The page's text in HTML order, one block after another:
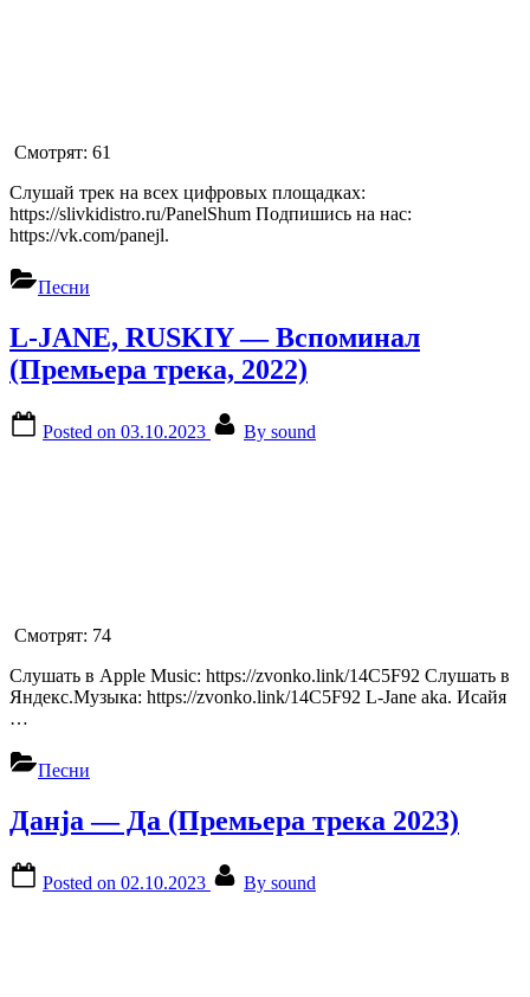
Смотрят: 61
Слушай трек на всех цифровых площадках:
https://slivkidistro.ru/PanelShum Подпишись на нас:
https://vk.com/panejl.
Песни
L-JANE, RUSKIY — Вспоминал
(Премьера трека, 2022)
Posted on 03.10.2023 By sound
Смотрят: 74
Слушать в Apple Music: https://zvonko.link/14C5F92 Слушать в
Яндекс.Музыка: https://zvonko.link/14C5F92 L-Jane aka. Исайя
…
Песни
Данja — Да (Премьера трека 2023)
Posted on 02.10.2023 By sound